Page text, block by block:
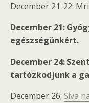
December 21-22:
December 21:
egészségünkért.
December 24:
tartózkodjunk a
December 26: Siva